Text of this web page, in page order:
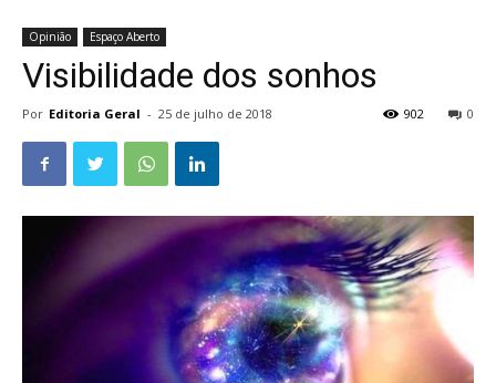
Opinião Espaço Aberto
Visibilidade dos sonhos
Por Editoria Geral - 25 de julho de 2018 0
902